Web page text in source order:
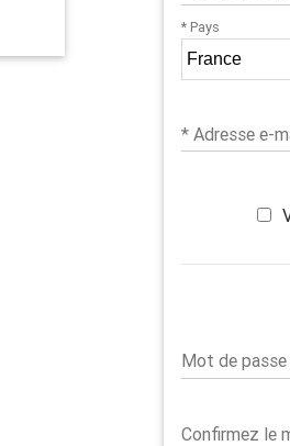
* Pays
* Adresse e-
Mot de passe
Confirmez le